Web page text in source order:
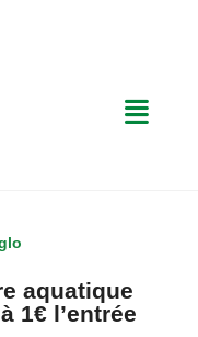
aquatique
1€ l’entrée